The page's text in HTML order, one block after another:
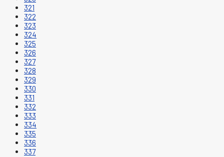
321
322
323
324
325
326
327
328
329
330
331
332
333
334
335
336
337